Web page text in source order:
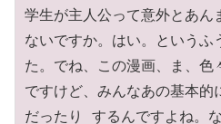
学生が主人公って意外とあん
ないですか。はい。というふ
た。でね、この漫画、ま、色
ですけど、みんなあの基本的
だったり するんですよね。